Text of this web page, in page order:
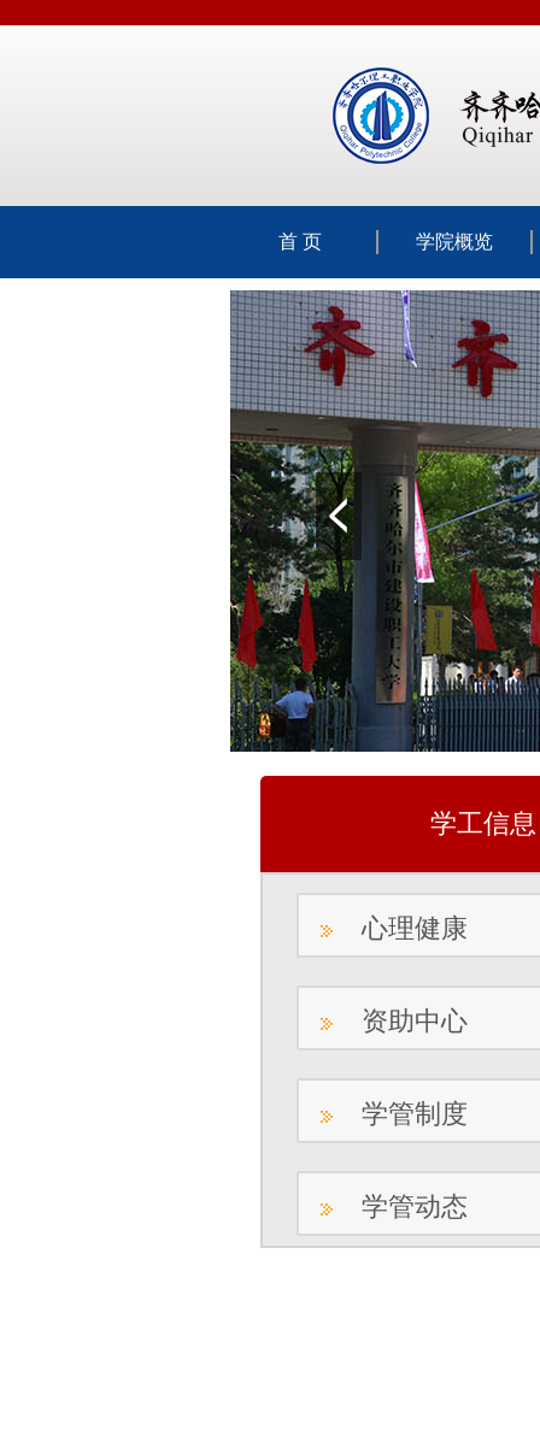
首 页 学院概览
学工信息
心理健康
资助中心
学管制度
学管动态